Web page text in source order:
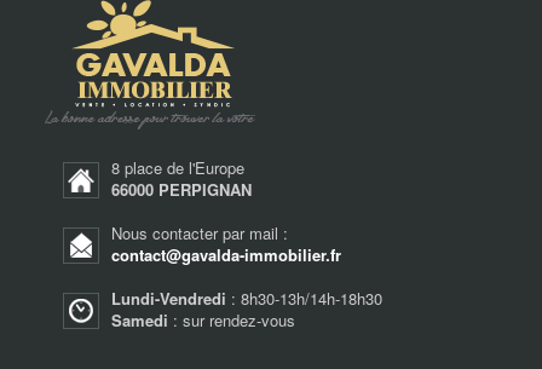
8 place de l'Europe
66000 PERPIGNAN
Nous contacter par mail :
contact@gavalda-immobilier.fr
Lundi-Vendredi : 8h30-13h/14h-18h30
Samedi : sur rendez-vous